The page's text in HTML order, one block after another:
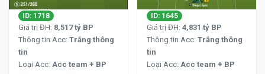
ID: 1718
Giá trị ĐH: 8,517 tỷ BP
Thông tin Acc: Trắng thông
tin
Loại Acc: Acc team + BP
ID: 1645
Giá trị ĐH: 4,831 tỷ BP
Thông tin Acc: Trắng thông
tin
Loại Acc: Acc team + BP